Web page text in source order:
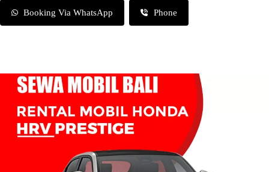
Booking Via WhatsApp Phone